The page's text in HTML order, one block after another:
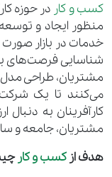
کسب و کار در حوزه
منظور ایجاد و
خدمات در بازار صورت
شناسایی فرصت‌های
مشتریان، طراحی مدل
می‌کنند تا یک شرکت
کارآفرینان به
مشتریان، جامعه و
هدف از کسب و کار